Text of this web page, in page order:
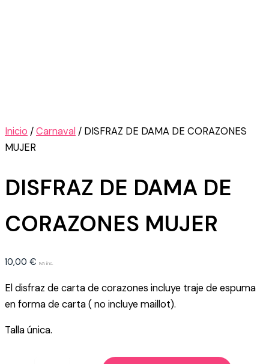
Inicio /Carnaval / DISFRAZ DE DAMA DE CORAZONES
MUJER
DISFRAZ DE DAMA DE
CORAZONES MUJER
10,00 € IVA inc.
El disfraz de carta de corazones incluye traje de espuma
en forma de carta ( no incluye maillot).
Talla única.